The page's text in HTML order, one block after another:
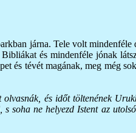
járna. Tele volt
és mindenféle jónak
és tévét magának, meg még
és időt töltenének
ne helyezd Istent az